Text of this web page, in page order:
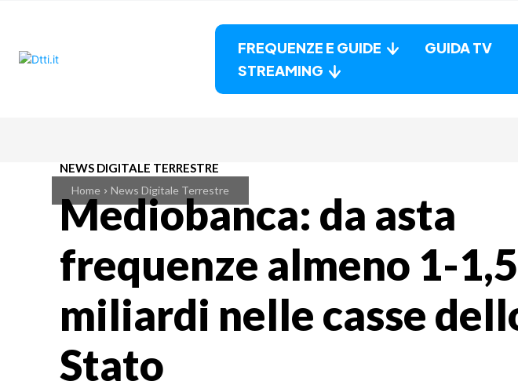
FREQUENZE E GUIDE GUIDA TV
STREAMING
Home News Digitale Terrestre
NEWS DIGITALE TERRESTRE
Mediobanca: da asta
frequenze almeno 1-1,5
miliardi nelle casse
Stato